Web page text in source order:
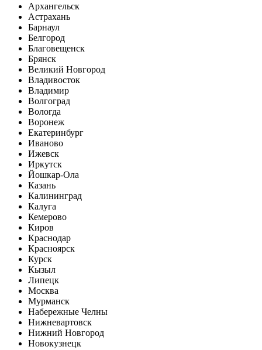
Архангельск
Астрахань
Барнаул
Белгород
Благовещенск
Брянск
Великий Новгород
Владивосток
Владимир
Волгоград
Вологда
Воронеж
Екатеринбург
Иваново
Ижевск
Иркутск
Йошкар-Ола
Казань
Калининград
Калуга
Кемерово
Киров
Краснодар
Красноярск
Курск
Кызыл
Липецк
Москва
Мурманск
Набережные Челны
Нижневартовск
Нижний Новгород
Новокузнецк